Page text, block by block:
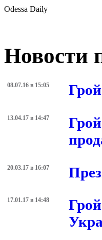
Odessa Daily
Новости
08.07.16 в 15:05
13.04.17 в 14:47
20.03.17 в 16:07
17.01.17 в 14:48